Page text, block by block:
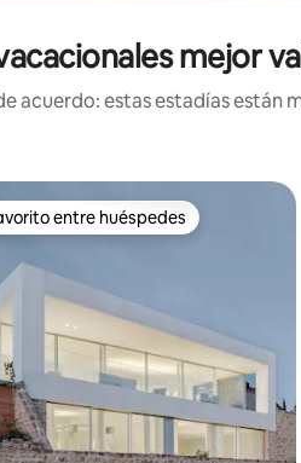
mejor
acuerdo: estas estadías
entre huéspedes preferido
entre huéspedes